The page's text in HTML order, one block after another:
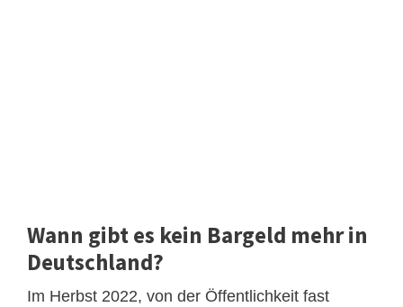
Wann gibt es kein Bargeld mehr in
Deutschland?
Im Herbst 2022, von der Öffentlichkeit fast